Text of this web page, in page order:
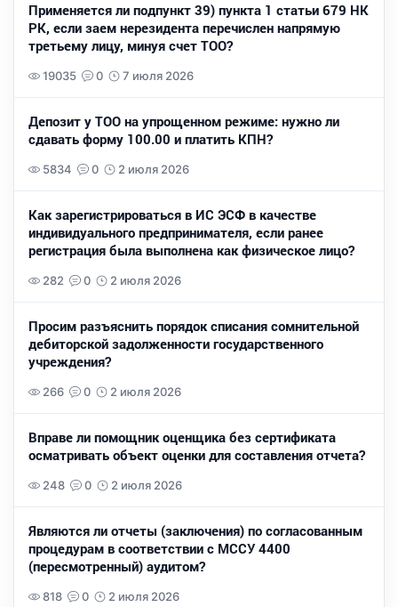
Применяется ли подпункт 39) пункта 1 статьи 679 НК
РК, если заем нерезидента перечислен напрямую
третьему лицу, минуя счет ТОО?
19035 0 7 июля 2026
Депозит у ТОО на упрощенном режиме: нужно ли
сдавать форму 100.00 и платить КПН?
5834 0 2 июля 2026
Как зарегистрироваться в ИС ЭСФ в качестве
индивидуального предпринимателя, если ранее
регистрация была выполнена как физическое лицо?
282 0 2 июля 2026
Просим разъяснить порядок списания сомнительной
дебиторской задолженности государственного
учреждения?
266 0 2 июля 2026
Вправе ли помощник оценщика без сертификата
осматривать объект оценки для составления отчета?
248 0 2 июля 2026
Являются ли отчеты (заключения) по согласованным
процедурам в соответствии с МССУ 4400
(пересмотренный) аудитом?
818 0 2 июля 2026